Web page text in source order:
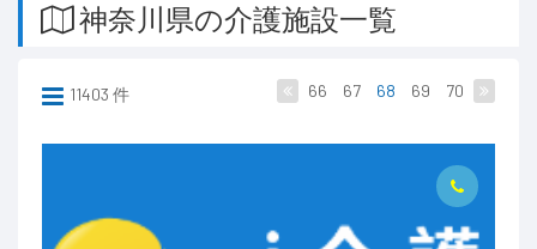
神奈川県の介護施設一覧
11403 件 66 67 68 69 70